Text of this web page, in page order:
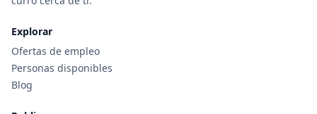
Explorar
Ofertas de empleo
Personas disponibles
Blog